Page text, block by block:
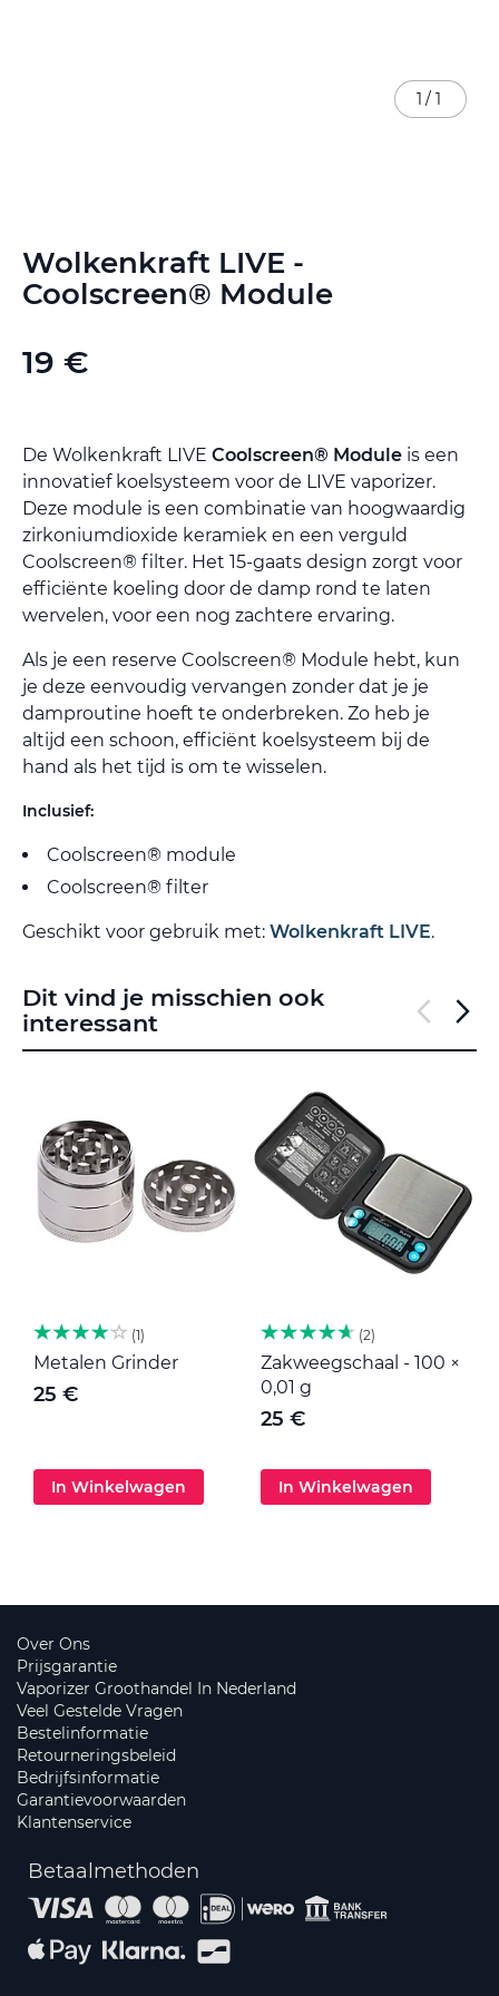
Wolkenkraft LIVE -
Coolscreen® Module
19 €
De Wolkenkraft LIVE Coolscreen® Module is een
innovatief koelsysteem voor de LIVE vaporizer.
Deze module is een combinatie van hoogwaardig
zirkoniumdioxide keramiek en een verguld
Coolscreen® filter. Het 15-gaats design zorgt voor
efficiënte koeling door de damp rond te laten
wervelen, voor een nog zachtere ervaring.
Als je een reserve Coolscreen® Module hebt, kun
je deze eenvoudig vervangen zonder dat je je
damproutine hoeft te onderbreken. Zo heb je
altijd een schoon, efficiënt koelsysteem bij de
hand als het tijd is om te wisselen.
Inclusief:
Coolscreen® module
Coolscreen® filter
Geschikt voor gebruik met: Wolkenkraft LIVE.
1 / 1
naar
het
begin
de
afbeeldingen-
Dit vind je misschien ook
interessant
1
Metalen Grinder
25 €
In Winkelwagen
2
Zakweegschaal - 100 ×
0,01 g
25 €
In Winkelwagen
Over Ons
Prijsgarantie
Vaporizer Groothandel In Nederland
Veel Gestelde Vragen
Bestelinformatie
Retourneringsbeleid
Bedrijfsinformatie
Garantievoorwaarden
Klantenservice
Betaalmethoden